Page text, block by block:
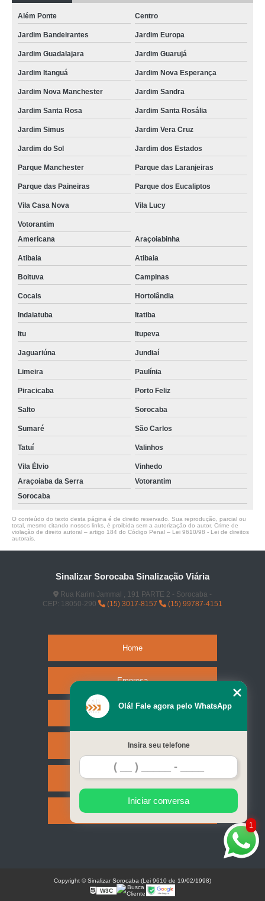
Além Ponte Centro
Jardim Bandeirantes Jardim Europa
Jardim Guadalajara Jardim Guarujá
Jardim Itanguá Jardim Nova Esperança
Jardim Nova Manchester Jardim Sandra
Jardim Santa Rosa Jardim Santa Rosália
Jardim Simus Jardim Vera Cruz
Jardim do Sol Jardim dos Estados
Parque Manchester Parque das Laranjeiras
Parque das Paineiras Parque dos Eucaliptos
Vila Casa Nova Vila Lucy
Votorantim
Americana
Araçoiabinha
Atibaia Atibaia
Boituva Campinas
Cocais Hortolândia
Indaiatuba Itatiba
Itu Itupeva
Jaguariúna Jundiaí
Limeira Paulínia
Piracicaba Porto Feliz
Salto Sorocaba
Sumaré São Carlos
Tatuí Valinhos
Vila Élvio
Vinhedo
Araçoiaba da Serra
Votorantim
Sorocaba
O conteúdo do texto desta página é de direito reservado. Sua reprodução, parcial ou
total, mesmo citando nossos links, é proibida sem a autorização do autor. Crime de
violação de direito autoral – artigo 184 do Código Penal – Lei 9610/98 - Lei de direitos
autorais
Sinalizar Sorocaba Sinalização Viária
Rua Karim Jammal , 191 PARTE 2 - Sorocaba -
CEP: 18050-290
(15) 3017-8157 (15) 99787-4151
Home
Empresa
Serviços
Contato
Mapa do site
1
Olá! Fale agora pelo WhatsApp
Insira seu telefone
Iniciar conversa
Copyright © Sinalizar Sorocaba (Lei 9610 de 19/02/1998)
W3C